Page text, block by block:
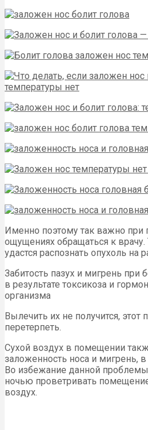
Именно поэтому так важно при
ощущениях обращаться к
удастся распознать опухоль на
Забитость пазух и мигрень при
в результате токсикоза и
организма
Вылечить их не получится, этот
перетерпеть.
Сухой воздух в помещении
заложенность носа и мигрень, в
Во избежание данной
ночью проветривать
воздух.